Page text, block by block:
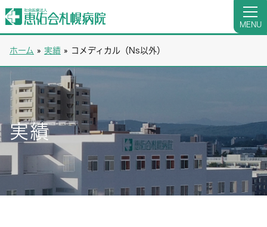
MENU
ホーム » 実績 » コメディカル（Ns以外）
実績